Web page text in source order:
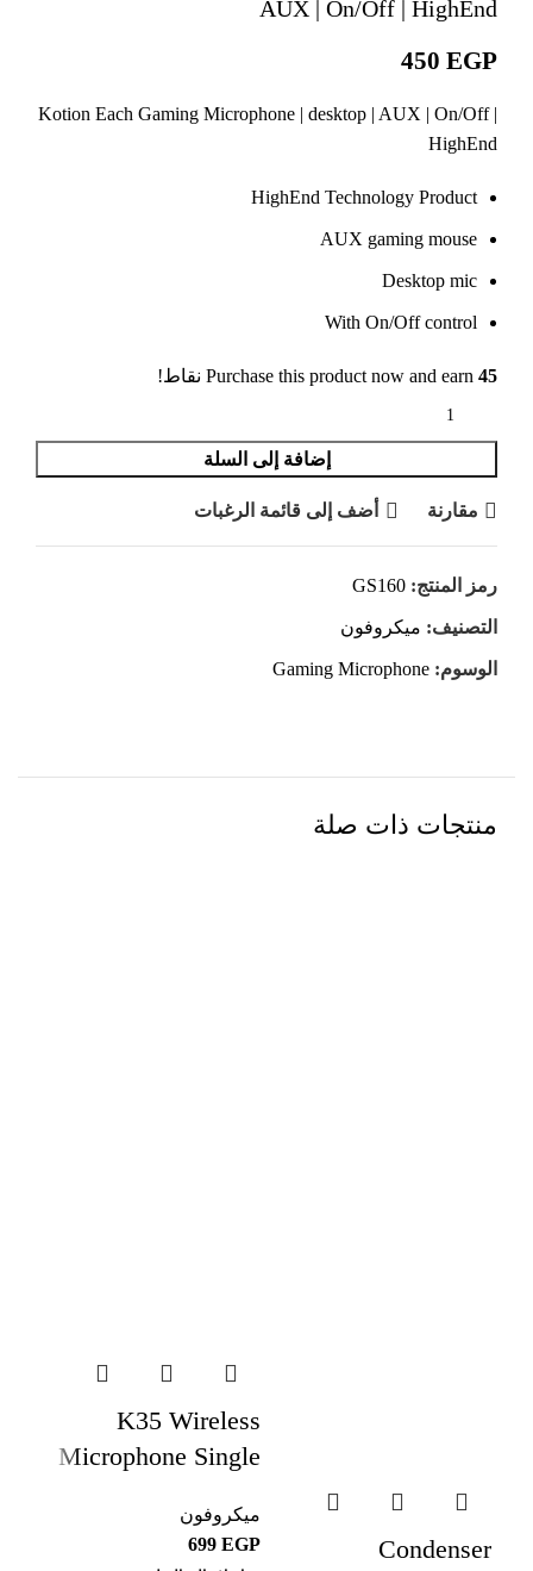
AUX | On/Off | HighEnd
EGP
Kotion Each Gaming Microphone | desktop | AUX | On/Off |
HighEnd
HighEnd Technology Product
AUX gaming mouse
Desktop mic
With On/Off control
Purchase this product now and earn 45 نقاط!
إضافة إلى السلة
مقارنة أضف إلى قائمة الرغبات
رمز المنتج: GS160
التصنيف: ميكروفون
الوسوم: Gaming Microphone
منتجات ذات صلة
Condenser
K35 Wireless
Microphone Single
Microphone 3.5mm
Aux Port Street
ميكروفون
EGP